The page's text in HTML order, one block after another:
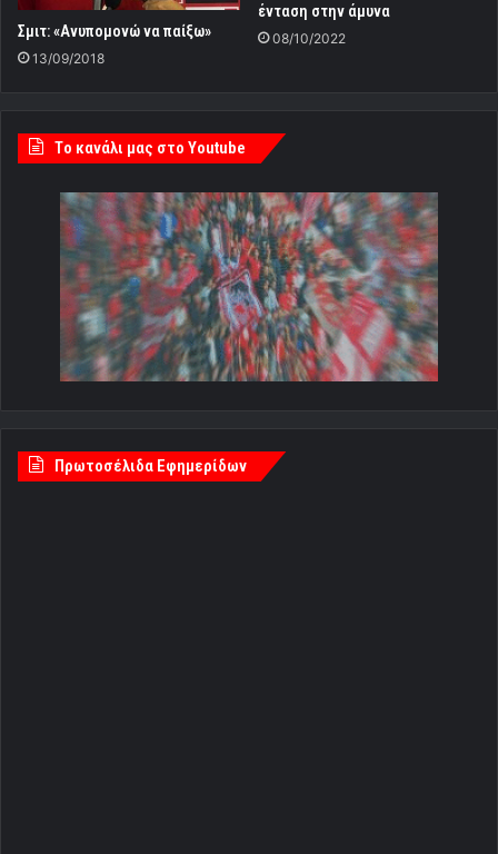
Σμιτ: «Ανυπομονώ να παίξω»
13/09/2018
ένταση στην άμυνα
08/10/2022
Tο κανάλι μας στο Youtube
Πρωτοσέλιδα Εφημερίδων